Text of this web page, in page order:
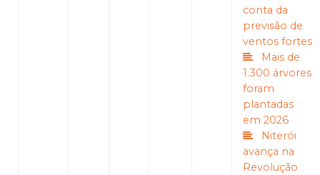
conta da
previsão de
ventos fortes
Mais de
1.300 árvores
foram
plantadas
em 2026
Niterói
avança na
Revolução